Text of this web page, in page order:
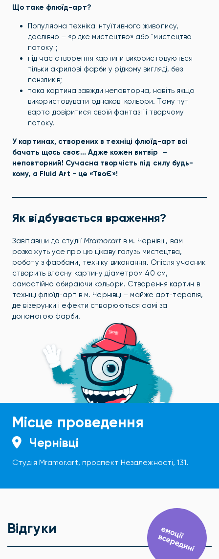
Що таке флюїд-арт?
Популярна техніка інтуїтивного живопису,
дослівно – «рідке мистецтво» або "мистецтво
потоку";
під час створення картини використовуються
тільки акрилові фарби у рідкому вигляді, без
пензликів;
така картина завжди неповторна, навіть якщо
використовувати однакові кольори. Тому тут
варто довіритися своїй фантазії і творчому
потоку.
У картинах, створених в техніці флюїд-арт всі
бачать щось своє… Адже кожен витвір –
неповторний! Сучасна творчість під силу будь-
кому, а Fluid Art - це «ТвоЄ»!
Як відбувається враження?
Завітавши до студії Mramor.art в м. Чернівці, вам
розкажуть усе про цю цікаву галузь мистецтва,
роботу з фарбами, техніку виконання. Опісля учасник
створить власну картину діаметром 40 см,
самостійно обираючи кольори. Створення картин в
техніці флюїд-арт в м. Чернівці – майже арт-терапія,
де візерунки і ефекти створюються самі за
допомогою фарби.
Місце проведення
Чернівці
Студія Mramor.art, проспект Незалежності, 131.
Відгуки